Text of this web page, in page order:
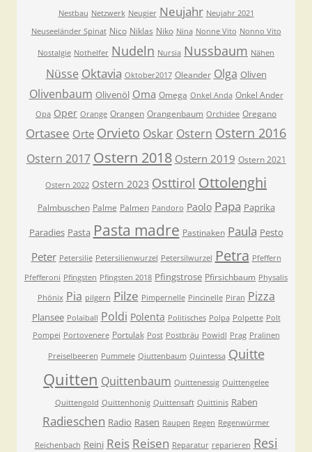
Nestbau Netzwerk Neugier Neujahr Neujahr 2021
Neuseeländer Spinat Nico Niklas Niko Nina Nonne Vito Nonno Vito
Nostalgie Nothelfer Nudeln Nursia Nussbaum Nähen
Nüsse Oktavia Oktober2017 Oleander Olga Oliven
Olivenbaum Olivenöl Oma Omega Onkel Anda Onkel Ander
Opa Oper Orange Orangen Orangenbaum Orchidee Oregano
Ortasee Orte Orvieto Oskar Ostern Ostern 2016
Ostern 2017 Ostern 2018 Ostern 2019 Ostern 2021
Ostern 2022 Ostern 2023 Osttirol Ottolenghi
Palmbuschen Palme Palmen Pandoro Paolo Papa Paprika
Paradies Pasta Pasta madre Pastinaken Paula Pesto
Peter Petersilie Petersilienwurzel Petersilwurzel Petra Pfeffern
Pfefferoni Pfingsten Pfingsten 2018 Pfingstrose Pfirsichbaum Physalis
Phönix Pia pilgern Pilze Pimpernelle Pincinelle Piran Pizza
Plansee Polaiball Poldi Polenta Politisches Polpa Polpette Polt
Pompei Portovenere Portulak Post Postbräu Powidl Prag Pralinen
Preiselbeeren Pummele Qiuttenbaum Quintessa Quitte
Quitten Quittenbaum Quittenessig Quittengelee
Quittengold Quittenhonig Quittensaft Quittinis Raben
Radieschen Radio Rasen Raupen Regen Regenwürmer
Reichenbach Reini Reis Reisen Reparatur reparieren Resi